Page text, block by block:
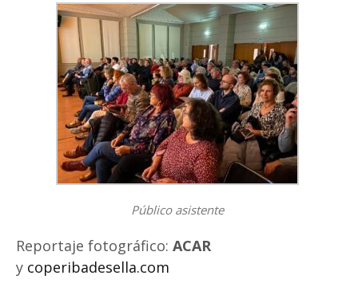
Público asistente
Reportaje fotográfico: ACAR
y coperibadesella.com